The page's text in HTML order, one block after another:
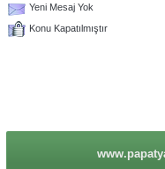
Yeni Mesaj Yok
Konu Kapatılmıştır